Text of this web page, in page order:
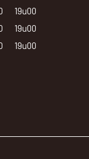
19u00
19u00
19u00